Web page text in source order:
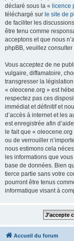
déclaré sous la « licence
téléchargé sur le site de
de faciliter les
être tenu comme
acceptons et que nous
phpBB, veuillez consulter
Vous acceptez de ne
vulgaire, diffamatoire,
transgresser la
« oleocene.org » est
respectez pas ces
immédiat et définitif et
d’accès à internet et les
est enregistrée afin
le fait que «
ou de verrouiller
nous estimons cela
les informations que
base de données. Bien
tierce partie sans votre
pourront être tenus
informatique visant à
Accueil du forum